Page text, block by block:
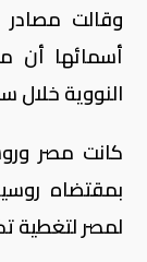
وقالت
أسمائها أن
النووية خلال
بمقتضاه
لمصر لتغطية